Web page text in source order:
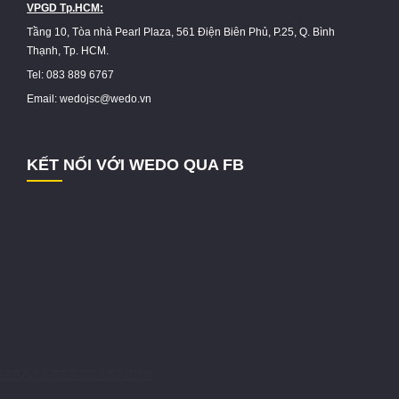
VPGD Tp.HCM:
Tầng 10, Tòa nhà Pearl Plaza, 561 Điện Biên Phủ, P.25, Q. Bình
Thạnh, Tp. HCM.
Tel: 083 889 6767
Email: wedojsc@wedo.vn
KẾT NỐI VỚI WEDO QUA FB